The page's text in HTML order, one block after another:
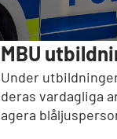
MBU
Under
deras vardagliga
agera